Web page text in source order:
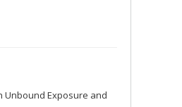
Unbound Exposure and